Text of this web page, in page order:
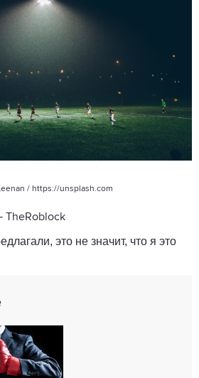
/ https://unsplash.com
TheRoblock
это не значит, что я это